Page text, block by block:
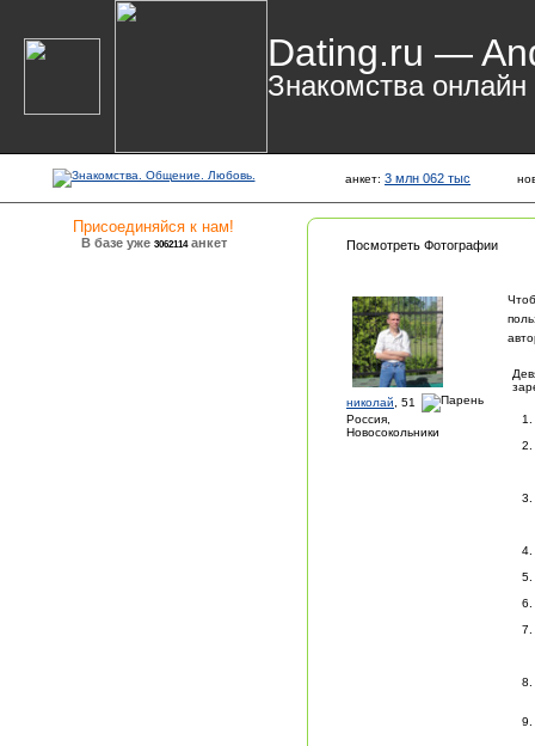
Dating.ru —
Знакомства онлайн
анкет: 3 млн 062 тыс
Присоединяйся к нам!
В базе уже 3062114анкет Посмотреть Фотографии
николай , 51
Россия,
Новосокольники